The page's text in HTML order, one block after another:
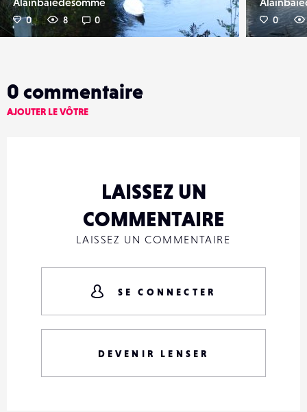
0 8 0 0
0 commentaire
AJOUTER LE VÔTRE
LAISSEZ UN
COMMENTAIRE
LAISSEZ UN COMMENTAIRE
SE CONNECTER
DEVENIR LENSER